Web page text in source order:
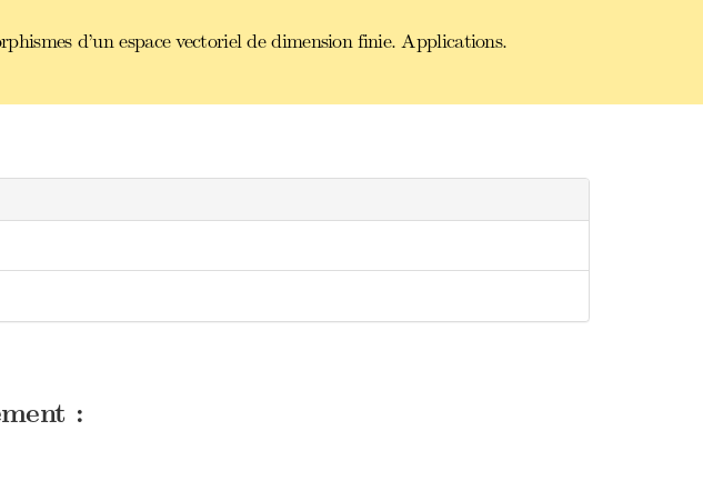
d’un espace vectoriel de dimension finie. Applications.
: